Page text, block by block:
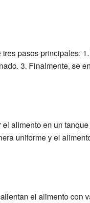
pasos principales:
3. Finalmente, se
alimento en un
uniforme y el
el alimento con